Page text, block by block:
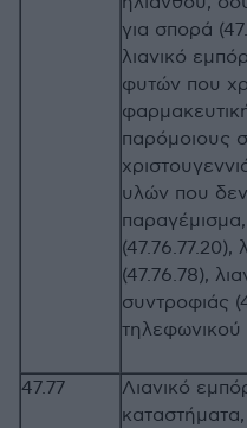
για σπορά
λιανικό
φυτών που
παρόμοιους
υλών που δεν
(47.76.77.20),
(47.76.78),
συντροφιάς
τηλεφωνικού
47.77
Λιανικό